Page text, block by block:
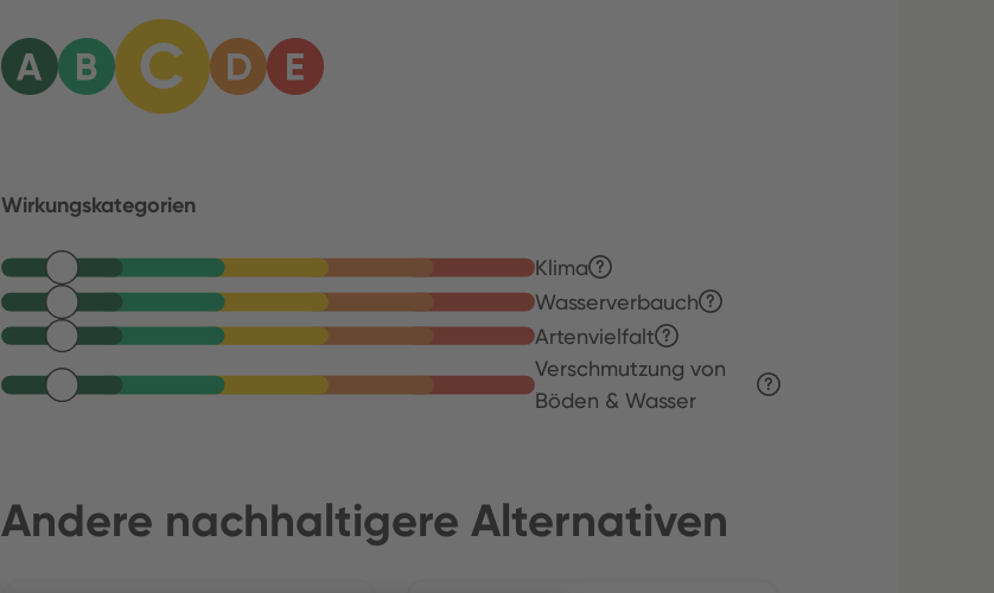
Wirkungskategorien
Klima
Wasserverbauch
Artenvielfalt
Verschmutzung von
Böden & Wasser
Andere nachhaltigere Alternativen